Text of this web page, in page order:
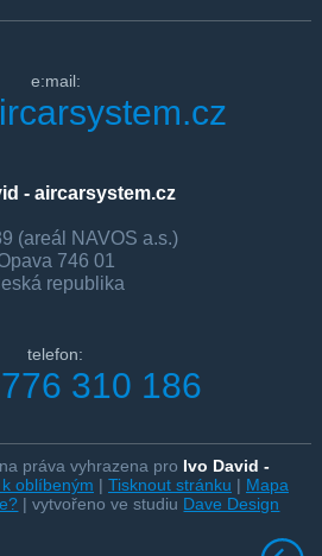
e:mail:
- aircarsystem.cz
(areál NAVOS a.s.)
746 01
republika
telefon:
310 186
práva vyhrazena pro Ivo David -
oblíbeným | Tisknout stránku | Mapa
| vytvořeno ve studiu Dave Design